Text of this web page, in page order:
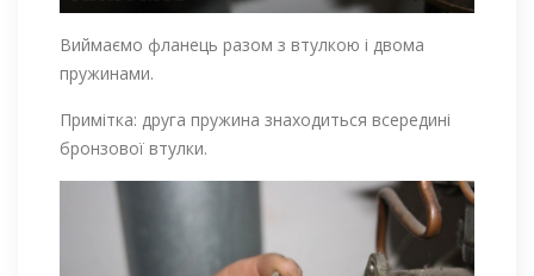
Виймаємо фланець разом з втулкою і двома
пружинами.
Примітка: друга пружина знаходиться всередині
бронзової втулки.